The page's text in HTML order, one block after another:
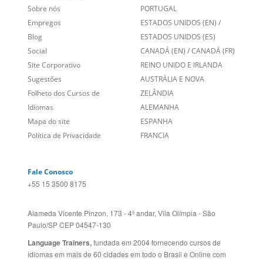
Sobre nós
Empregos
Blog
Social
Site Corporativo
Sugestões
Folheto dos Cursos de
Idiomas
Mapa do site
Política de Privacidade
PORTUGAL
ESTADOS UNIDOS (EN) /
ESTADOS UNIDOS (ES)
CANADÁ (EN) /CANADÁ (FR)
REINO UNIDO E IRLANDA
AUSTRÁLIA E NOVA
ZELÂNDIA
ALEMANHA
ESPANHA
FRANCIA
Fale Conosco
+55 15 3500 8175
Alameda Vicente Pinzon, 173 - 4º andar, Vila Olímpia - São
Paulo/SP CEP 04547-130
Language Trainers,fundada em 2004 fornecendo cursos de
idiomas em mais de 60 cidades em todo o Brasil e Online com